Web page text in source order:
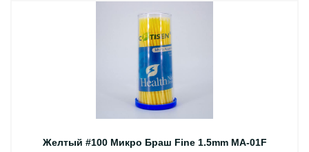
Желтый #100 Микро Браш Fine 1.5mm MA-01F